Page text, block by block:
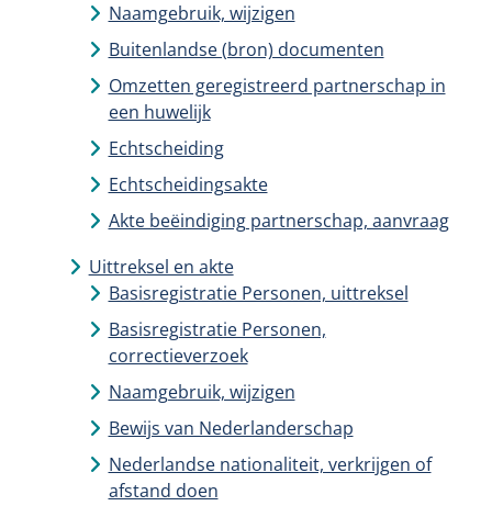
Naamgebruik, wijzigen
Buitenlandse (bron) documenten
Omzetten geregistreerd partnerschap in
een huwelijk
Echtscheiding
Echtscheidingsakte
Akte beëindiging partnerschap, aanvraag
Uittreksel en akte
Basisregistratie Personen, uittreksel
Basisregistratie Personen,
correctieverzoek
Naamgebruik, wijzigen
Bewijs van Nederlanderschap
Nederlandse nationaliteit, verkrijgen of
afstand doen